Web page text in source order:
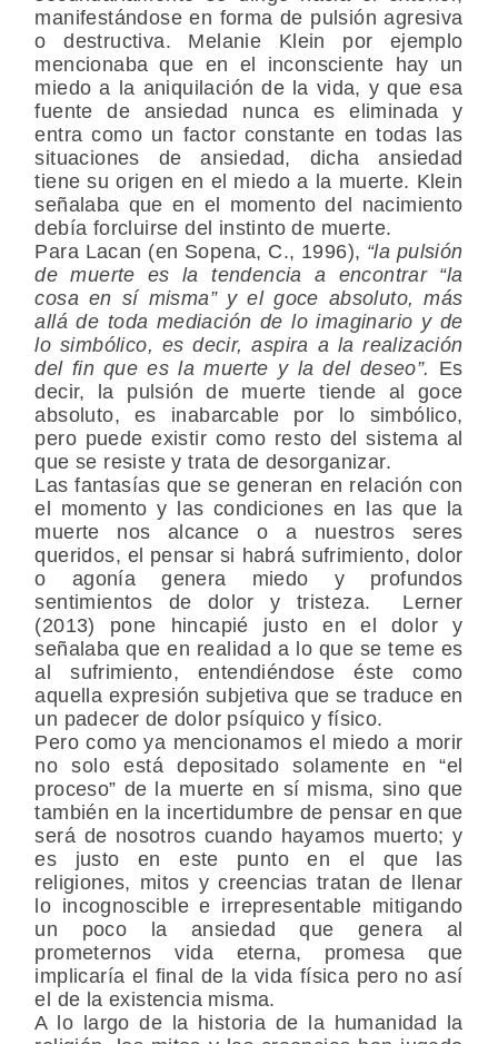
manifestándose en forma de pulsión agresiva
o destructiva. Melanie Klein por ejemplo
mencionaba que en el inconsciente hay un
miedo a la aniquilación de la vida, y que esa
fuente de ansiedad nunca es eliminada y
entra como un factor constante en todas las
situaciones de ansiedad, dicha ansiedad
tiene su origen en el miedo a la muerte. Klein
señalaba que en el momento del nacimiento
debía forcluirse del instinto de muerte.
Para Lacan (en Sopena, C., 1996), “la pulsión
de muerte es la tendencia a encontrar “la
cosa en sí misma” y el goce absoluto, más
allá de toda mediación de lo imaginario y de
lo simbólico, es decir, aspira a la realización
del fin que es la muerte y la del deseo”. Es
decir, la pulsión de muerte tiende al goce
absoluto, es inabarcable por lo simbólico,
pero puede existir como resto del sistema al
que se resiste y trata de desorganizar.
Las fantasías que se generan en relación con
el momento y las condiciones en las que la
muerte nos alcance o a nuestros seres
queridos, el pensar si habrá sufrimiento, dolor
o agonía genera miedo y profundos
sentimientos de dolor y tristeza. Lerner
(2013) pone hincapié justo en el dolor y
señalaba que en realidad a lo que se teme es
al sufrimiento, entendiéndose éste como
aquella expresión subjetiva que se traduce en
un padecer de dolor psíquico y físico.
Pero como ya mencionamos el miedo a morir
no solo está depositado solamente en “el
proceso” de la muerte en sí misma, sino que
también en la incertidumbre de pensar en que
será de nosotros cuando hayamos muerto; y
es justo en este punto en el que las
religiones, mitos y creencias tratan de llenar
lo incognoscible e irrepresentable mitigando
un poco la ansiedad que genera al
prometernos vida eterna, promesa que
implicaría el final de la vida física pero no así
el de la existencia misma.
A lo largo de la historia de la humanidad la